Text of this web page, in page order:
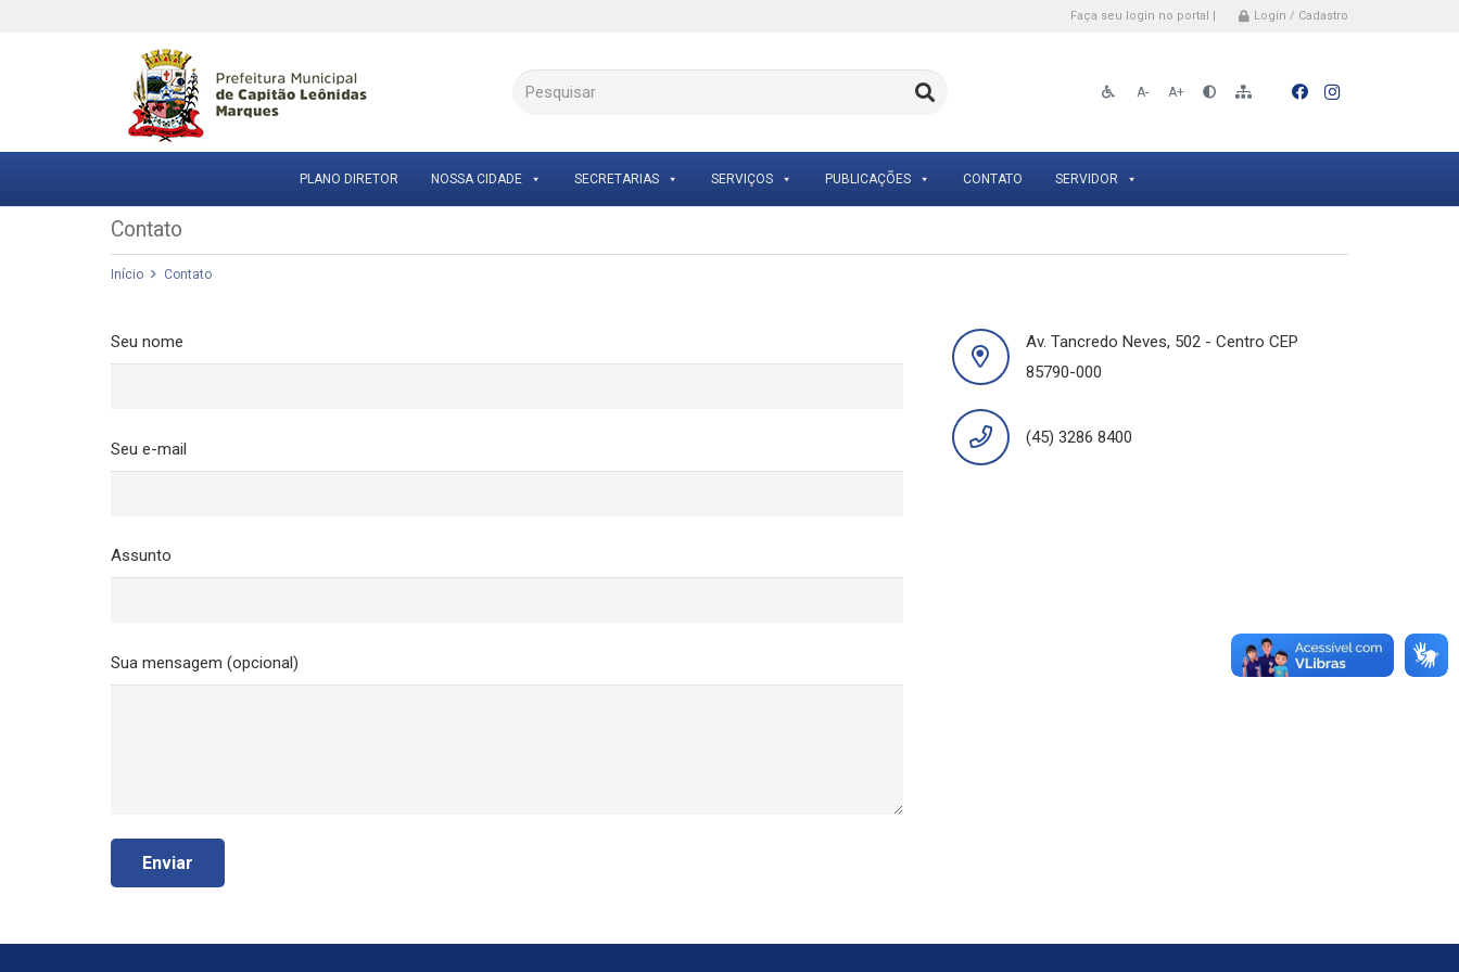
Faça seu login no portal | Login / Cadastro
A- A+
PLANO DIRETOR NOSSA CIDADE SECRETARIAS SERVIÇOS PUBLICAÇÕES CONTATO SERVIDOR
Contato
Início Contato
Seu nome
Seu e-mail
Assunto
Sua mensagem (opcional)
Av. Tancredo Neves, 502 - Centro CEP
85790-000
(45) 3286 8400